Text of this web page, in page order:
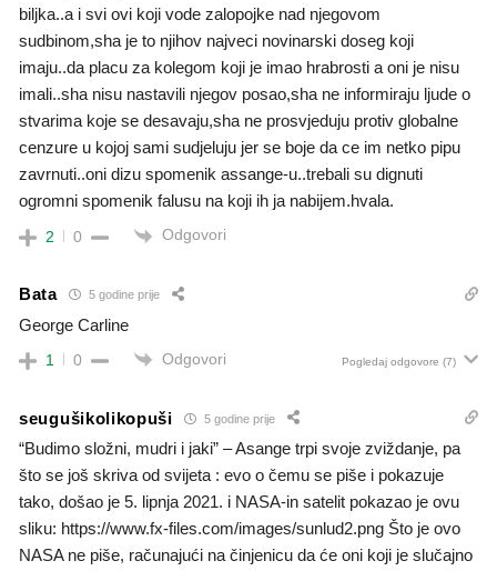
biljka..a i svi ovi koji vode zalopojke nad njegovom
sudbinom,sha je to njihov najveci novinarski doseg koji
imaju..da placu za kolegom koji je imao hrabrosti a oni je nisu
imali..sha nisu nastavili njegov posao,sha ne informiraju ljude o
stvarima koje se desavaju,sha ne prosvjeduju protiv globalne
cenzure u kojoj sami sudjeluju jer se boje da ce im netko pipu
zavrnuti..oni dizu spomenik assange-u..trebali su dignuti
ogromni spomenik falusu na koji ih ja nabijem.hvala.
2 0 Odgovori
Bata 5 godine prije
George Саrline
1 0 Odgovori Pogledaj odgovore (7)
seugušikolikopuši 5 godine prije
“Budimo složni, mudri i jaki” – Asange trpi svoje zviždanje, pa
što se još skriva od svijeta : evo o čemu se piše i pokazuje
tako, došao je 5. lipnja 2021. i NASA-in satelit pokazao je ovu
sliku: https://www.fx-files.com/images/sunlud2.png Što je ovo
NASA ne piše, računajući na činjenicu da će oni koji je slučajno